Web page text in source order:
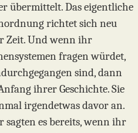
übermittelt. Das eigentliche
richtet sich neu
Zeit. Und wenn ihr
fragen würdet,
sind, dann
ihrer Geschichte. Sie
irgendetwas davor an.
es bereits, wenn ihr